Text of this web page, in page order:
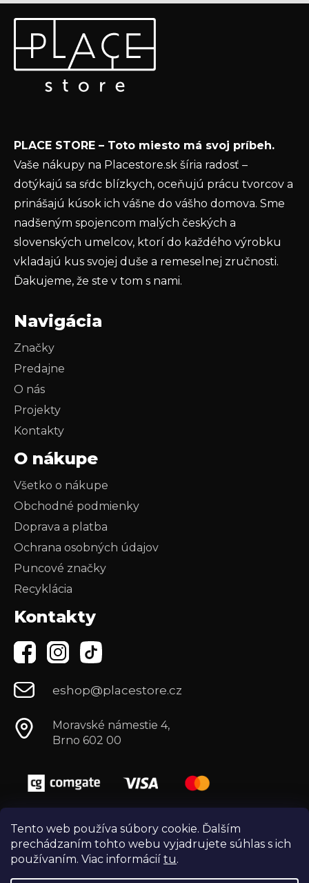
Tento web používa súbory cookie. Ďalším
prechádzaním tohto webu vyjadrujete súhlas s ich
používaním. Viac informácií tu.
Odoberať newsletter
Vložte svoj e-mail a my Vám budeme zasielať informácie
o nových produktoch na našom e-shope.
ochrany osobných údajov
PRIHLÁSIŤ SA
PLACE STORE – Toto miesto má svoj príbeh.
Vaše nákupy na Placestore.sk šíria radosť –
dotýkajú sa sŕdc blízkych, oceňujú prácu tvorcov a
prinášajú kúsok ich vášne do vášho domova. Sme
nadšeným spojencom malých českých a
slovenských umelcov, ktorí do každého výrobku
vkladajú kus svojej duše a remeselnej zručnosti.
Ďakujeme, že ste v tom s nami.
Navigácia
Značky
Predajne
O nás
Projekty
Kontakty
O nákupe
Všetko o nákupe
Obchodné podmienky
Doprava a platba
Ochrana osobných údajov
Puncové značky
Recyklácia
Kontakty
eshop@placestore.cz
Moravské námestie 4,
Brno 602 00